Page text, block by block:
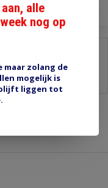
alle
nog op
maar zolang de
mogelijk is
blijft liggen tot